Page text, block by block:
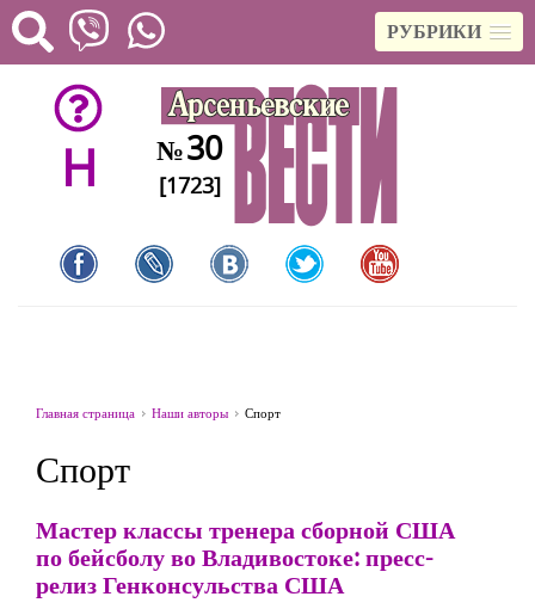
РУБРИКИ
H №30
[1723]
Главная страница Наши авторы Спорт
Спорт
Мастер классы тренера сборной США
по бейсболу во Владивостоке: пресс-
релиз Генконсульства США